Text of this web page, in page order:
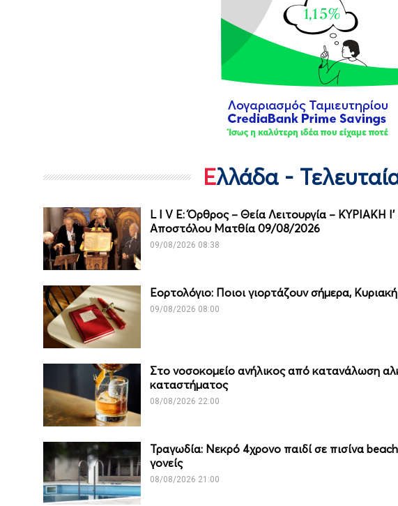
Ελλάδα -
L I V E: Όρθρος – Θεία Λειτουργία – ΚΥΡΙΑΚΗ
Αποστόλου Ματθία 09/08/2026
09/08/2026 08:38
Εορτολόγιο: Ποιοι γιορτάζουν σήμερα,
09/08/2026 08:00
Στο νοσοκομείο ανήλικος από κατανάλωση
καταστήματος
08/08/2026 22:00
Τραγωδία: Νεκρό 4χρονο παιδί σε πισίνα
γονείς
08/08/2026 21:00